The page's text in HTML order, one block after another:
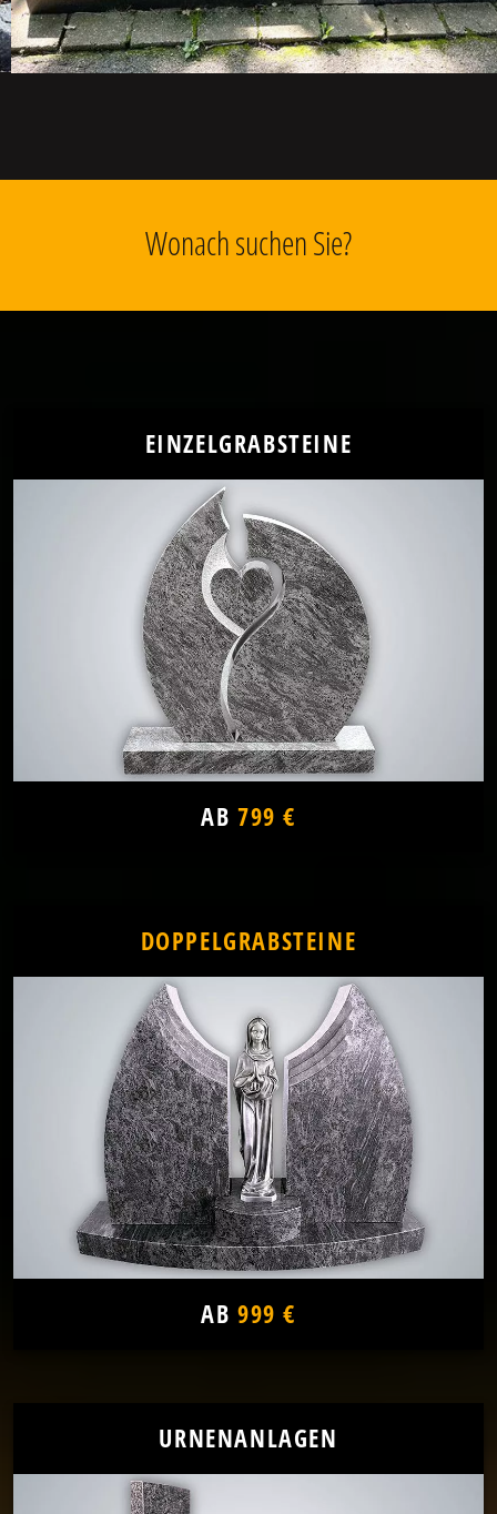
Wonach suchen Sie?
EINZELGRABSTEINE
AB 799 €
DOPPELGRABSTEINE
AB 999 €
URNENANLAGEN